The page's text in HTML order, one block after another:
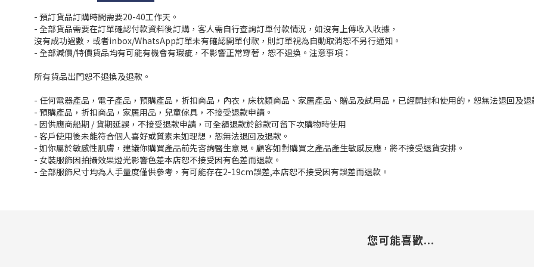
- 預訂貨品訂購時間需要20-40工作天。
- 全部貨品需要在訂單確認付款資料後訂購，客人需自行查詢訂單付款情況，如沒有上傳收入收據，
沒有成功過數，或者inbox/WhatsApp訂單未有確認開單付款，則訂單視為自動取消恕不另行通知。
- 全部減價/特價貨品均有可能有機會有瑕疵，不影響正常穿著，恕不退換。注意事項：
所有貨品出門恕不退換及退款。
- 任何電器產品，電子產品，預購產品，折扣商品，內衣，床枕類商品、家居產品、贈品及試用品，已經開封和使用的，恕無法退回及退
- 預購產品，折扣商品，家居用品，兒童傢具，不接受退款申請。
- 因供應商船期 / 貨期延誤，不接受退款申請，可全額退款於餘款可留下次購物時使用
- 客戶使用後未能符合個人喜好或質素未如理想，恕無法退回及退款。
- 如你屬於敏感性肌膚，建議你購買產品前先咨詢醫生意見。顧客如對購買之產品產生敏感反應，將不接受退貨安排。
- 女裝服飾因拍攝效果燈光影響色差本店恕不接受因有色差而退款。
- 全部服飾尺寸均為人手量度僅供參考，有可能存在2-19cm誤差,本店恕不接受因有誤差而退款。
您可能喜歡...